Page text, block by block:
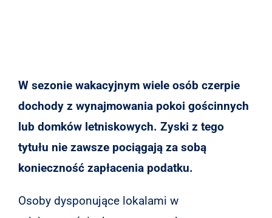
W sezonie wakacyjnym wiele osób czerpie
dochody z wynajmowania pokoi gościnnych
lub domków letniskowych. Zyski z tego
tytułu nie zawsze pociągają za sobą
konieczność zapłacenia podatku.
Osoby dysponujące lokalami w